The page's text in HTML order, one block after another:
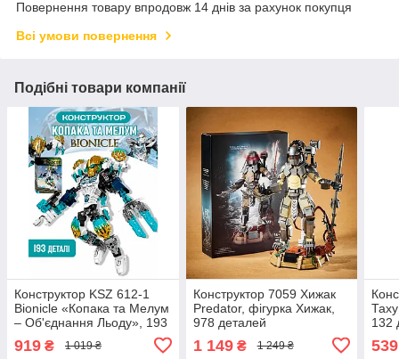
Повернення товару впродовж 14 днів за рахунок покупця
Всі умови повернення
Подібні товари компанії
Конструктор KSZ 612-1
Bionicle «Копака та Мелум
– Об'єднання Льоду», 193
919 ₴ 1 019 ₴
Конструктор 7059 Хижак
Predator, фігурка Хижак,
978 деталей
1 149₴ 1 249 ₴
132
539